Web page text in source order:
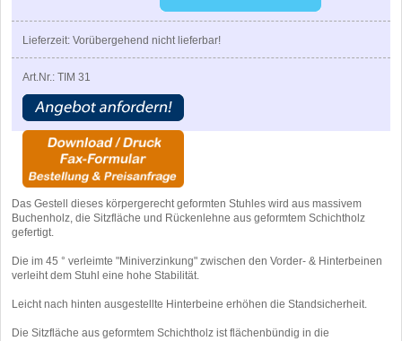
Lieferzeit: Vorübergehend nicht lieferbar!
Art.Nr.: TIM 31
Das Gestell dieses körpergerecht geformten Stuhles wird aus massivem
Buchenholz, die Sitzfläche und Rückenlehne aus geformtem Schichtholz
gefertigt.
Die im 45 ° verleimte "Miniverzinkung" zwischen den Vorder- & Hinterbeinen
verleiht dem Stuhl eine hohe Stabilität.
Leicht nach hinten ausgestellte Hinterbeine erhöhen die Standsicherheit.
Die Sitzfläche aus geformtem Schichtholz ist flächenbündig in die